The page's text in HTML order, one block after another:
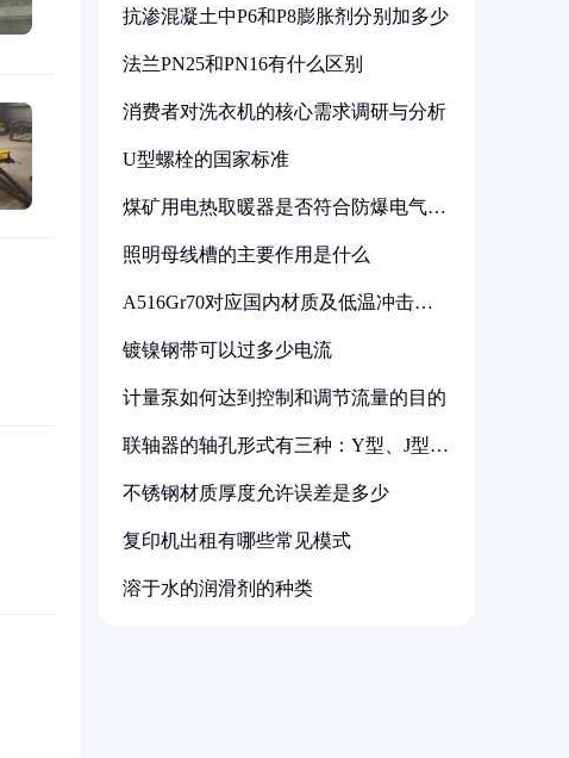
抗渗混凝土中P6和P8膨胀剂分别加多少
法兰PN25和PN16有什么区别
消费者对洗衣机的核心需求调研与分析
U型螺栓的国家标准
煤矿用电热取暖器是否符合防爆电气设
照明母线槽的主要作用是什么
A516Gr70对应国内材质及低温冲击要
镀镍钢带可以过多少电流
计量泵如何达到控制和调节流量的目的
联轴器的轴孔形式有三种：Y型、J型、
不锈钢材质厚度允许误差是多少
复印机出租有哪些常见模式
溶于水的润滑剂的种类